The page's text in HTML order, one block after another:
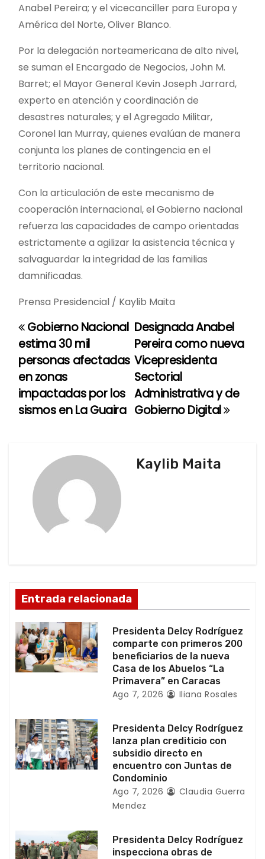
Anabel Pereira; y el vicecanciller para Europa y
América del Norte, Oliver Blanco.
Por la delegación norteamericana de alto nivel,
se suman el Encargado de Negocios, John M.
Barret; el Mayor General Kevin Joseph Jarrard,
experto en atención y coordinación de
desastres naturales; y el Agregado Militar,
Coronel Ian Murray, quienes evalúan de manera
conjunta los planes de contingencia en el
territorio nacional.
Con la articulación de este mecanismo de
cooperación internacional, el Gobierno nacional
refuerza las capacidades de campo orientadas
estrictamente a agilizar la asistencia técnica y
salvaguardar la integridad de las familias
damnificadas.
Prensa Presidencial / Kaylib Maita
N
a
v
e
e
e
n
t
a
d
Designada Anabel
Pereira como nueva
Vicepresidenta
Sectorial
Administrativa y de
Gobierno Digital
Gobierno Nacional
estima 30 mil
personas afectadas
en zonas
impactadas por los
sismos en La Guaira
Kaylib Maita
Entrada relacionada
Presidenta Delcy Rodríguez
comparte con primeros 200
beneficiarios de la nueva
Casa de los Abuelos “La
Primavera” en Caracas
Ago 7, 2026 Iliana Rosales
Presidenta Delcy Rodríguez
lanza plan crediticio con
subsidio directo en
encuentro con Juntas de
Condominio
Ago 7, 2026
Claudia Guerra
Mendez
Presidenta Delcy Rodríguez
inspecciona obras de